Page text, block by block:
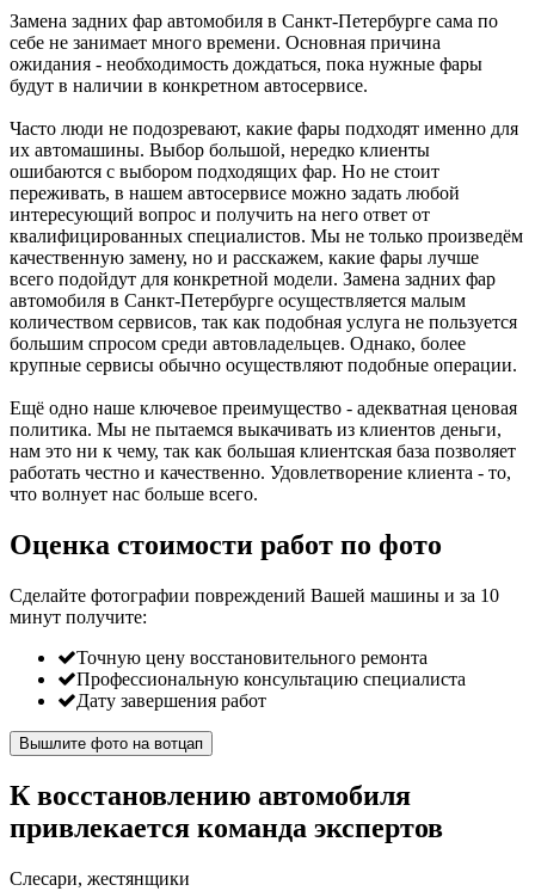
Замена задних фар автомобиля в Санкт-Петербурге сама по
себе не занимает много времени. Основная причина
ожидания - необходимость дождаться, пока нужные фары
будут в наличии в конкретном автосервисе.
Часто люди не подозревают, какие фары подходят именно для
их автомашины. Выбор большой, нередко клиенты
ошибаются с выбором подходящих фар. Но не стоит
переживать, в нашем автосервисе можно задать любой
интересующий вопрос и получить на него ответ от
квалифицированных специалистов. Мы не только произведём
качественную замену, но и расскажем, какие фары лучше
всего подойдут для конкретной модели. Замена задних фар
автомобиля в Санкт-Петербурге осуществляется малым
количеством сервисов, так как подобная услуга не пользуется
большим спросом среди автовладельцев. Однако, более
крупные сервисы обычно осуществляют подобные операции.
Ещё одно наше ключевое преимущество - адекватная ценовая
политика. Мы не пытаемся выкачивать из клиентов деньги,
нам это ни к чему, так как большая клиентская база позволяет
работать честно и качественно. Удовлетворение клиента - то,
что волнует нас больше всего.
Оценка стоимости работ по фото
Сделайте фотографии повреждений Вашей машины и за 10
минут получите:
Точную цену восстановительного ремонта
Профессиональную консультацию специалиста
Дату завершения работ
Вышлите фото на вотцап
К восстановлению автомобиля
привлекается команда экспертов
Слесари, жестянщики